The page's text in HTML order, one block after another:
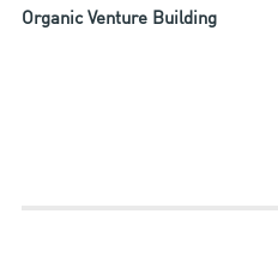
Organic Venture Building